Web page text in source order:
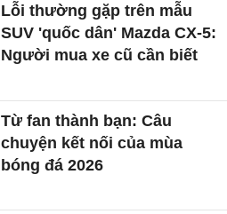
Lỗi thường gặp trên mẫu
SUV 'quốc dân' Mazda CX-5:
Người mua xe cũ cần biết
Từ fan thành bạn: Câu
chuyện kết nối của mùa
bóng đá 2026